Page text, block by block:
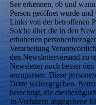
See erkennen, ob und
Person geöffnet wurde
Links von der betroffenen
Solche über die in den
erhobenen
Verarbeitung
den Newsletterversand zu
Newsletter noch besser
anzupassen. Diese
Dritte weitergegeben.
berechtigt, die
In-Verfahren abgegebene